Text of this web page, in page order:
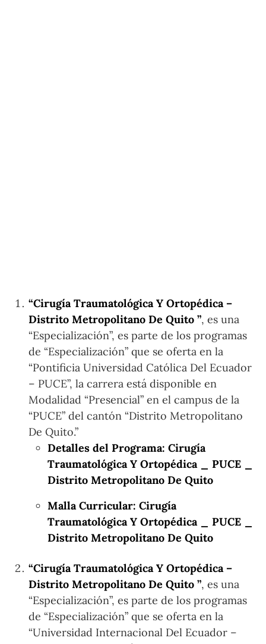
“Cirugía Traumatológica Y Ortopédica –
Distrito Metropolitano De Quito ”, es una
“Especialización”, es parte de los programas
de “Especialización” que se oferta en la
“Pontificia Universidad Católica Del Ecuador
– PUCE”, la carrera está disponible en
Modalidad “Presencial” en el campus de la
“PUCE” del cantón “Distrito Metropolitano
De Quito.”
Detalles del Programa: Cirugía
Traumatológica Y Ortopédica _ PUCE _
Distrito Metropolitano De Quito
Malla Curricular: Cirugía
Traumatológica Y Ortopédica _ PUCE _
Distrito Metropolitano De Quito
“Cirugía Traumatológica Y Ortopédica –
Distrito Metropolitano De Quito ”, es una
“Especialización”, es parte de los programas
de “Especialización” que se oferta en la
“Universidad Internacional Del Ecuador –